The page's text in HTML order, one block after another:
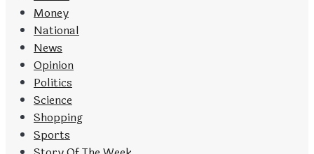
Money
National
News
Opinion
Politics
Science
Shopping
Sports